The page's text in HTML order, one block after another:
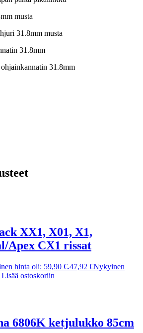
31.8mm musta
31.8mm
XX1, X01, X1,
Apex CX1 rissat
hinta oli: 59,90 €.47,92 €Nykyinen
Lisää ostoskoriin
6806K ketjulukko 85cm